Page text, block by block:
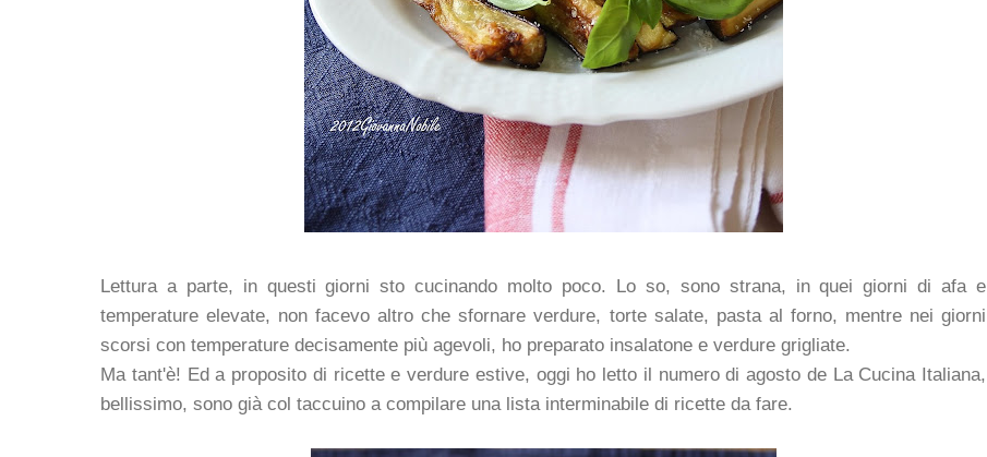
Lettura a parte, in questi giorni sto cucinando molto poco. Lo so, sono strana, in quei giorni di afa e
temperature elevate, non facevo altro che sfornare verdure, torte salate, pasta al forno, mentre nei giorni
scorsi con temperature decisamente più agevoli, ho preparato insalatone e verdure grigliate.
Ma tant'è! Ed a proposito di ricette e verdure estive, oggi ho letto il numero di agosto de La Cucina Italiana,
bellissimo, sono già col taccuino a compilare una lista interminabile di ricette da fare.